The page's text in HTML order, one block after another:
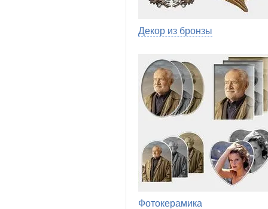
Декор из бронзы
Фотокерамика